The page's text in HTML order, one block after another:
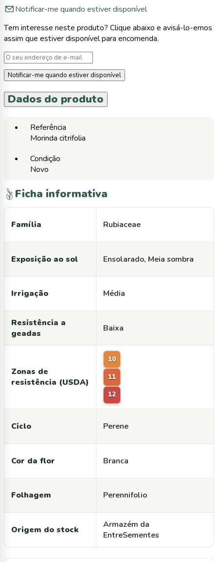
Notificar-me quando estiver disponível
Tem interesse neste produto? Clique abaixo e avisá-lo-emos
assim que estiver disponível para encomenda.
Notificar-me quando estiver disponível
Dados do produto
Referência
Morinda citrifolia
Condição
Novo
Ficha informativa
Família Rubiaceae
Exposição ao sol Ensolarado, Meia sombra
Irrigação Média
Resistência a
geadas
Baixa
Zonas de
resistência (USDA)
10
11
12
Ciclo Perene
Cor da flor Branca
Folhagem Perennifolio
Origem do stock
Armazém da
EntreSementes